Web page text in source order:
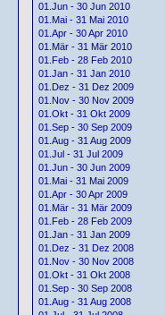
01.Jun - 30 Jun 2010
01.Mai - 31 Mai 2010
01.Apr - 30 Apr 2010
01.Mär - 31 Mär 2010
01.Feb - 28 Feb 2010
01.Jan - 31 Jan 2010
01.Dez - 31 Dez 2009
01.Nov - 30 Nov 2009
01.Okt - 31 Okt 2009
01.Sep - 30 Sep 2009
01.Aug - 31 Aug 2009
01.Jul - 31 Jul 2009
01.Jun - 30 Jun 2009
01.Mai - 31 Mai 2009
01.Apr - 30 Apr 2009
01.Mär - 31 Mär 2009
01.Feb - 28 Feb 2009
01.Jan - 31 Jan 2009
01.Dez - 31 Dez 2008
01.Nov - 30 Nov 2008
01.Okt - 31 Okt 2008
01.Sep - 30 Sep 2008
01.Aug - 31 Aug 2008